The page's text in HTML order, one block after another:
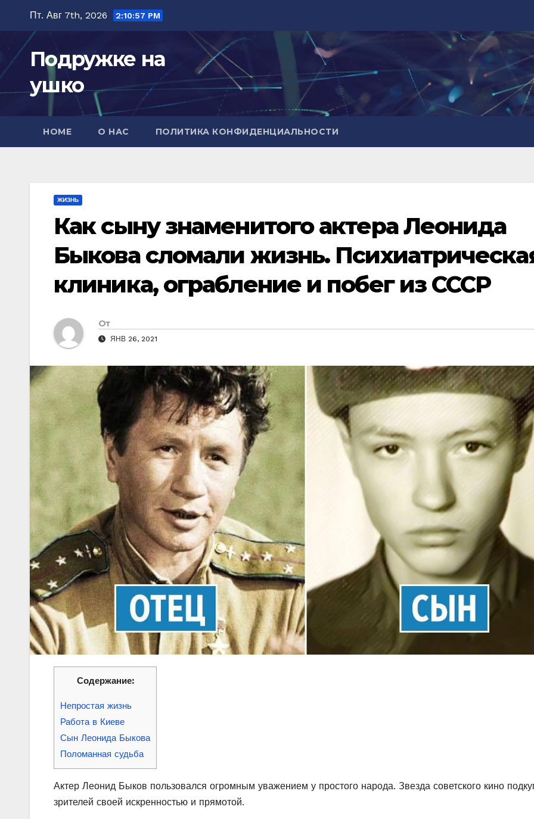
содержимому
Пт. Авг 7th, 2026 2:10:59 PM
Подружке на
ушко
HOME О НАС ПОЛИТИКА КОНФИДЕНЦИАЛЬНОСТИ
ЖИЗНЬ
Как сыну знаменитого актера Леонида
Быкова сломали жизнь.
клиника, ограбление и побег из СССР
От
ЯНВ 26, 2021
Содержание:
Непростая жизнь
Работа в Киеве
Сын Леонида Быкова
Поломанная судьба
Актер Леонид Быков пользовался огромным уважением у простого народа. Звезда советского кино
зрителей своей искренностью и прямотой.